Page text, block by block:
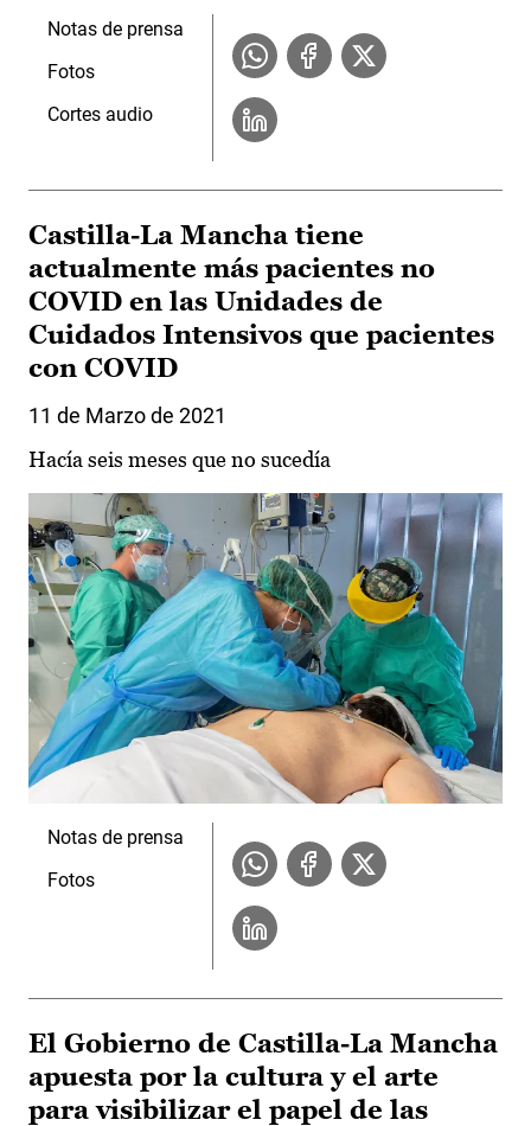
Notas de prensa
Fotos
Cortes audio
Castilla-La Mancha tiene
actualmente más pacientes no
COVID en las Unidades de
Cuidados Intensivos que pacientes
con COVID
11 de Marzo de 2021
Hacía seis meses que no sucedía
Notas de prensa
Fotos
El Gobierno de Castilla-La Mancha
apuesta por la cultura y el arte
para visibilizar el papel de las